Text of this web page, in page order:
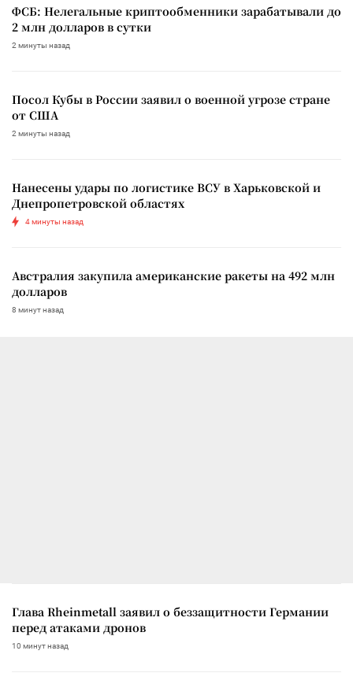
ФСБ: Нелегальные криптообменники зарабатывали до
2 млн долларов в сутки
2 минуты назад
Посол Кубы в России заявил о военной угрозе стране
от США
2 минуты назад
Нанесены удары по логистике ВСУ в Харьковской и
Днепропетровской областях
4 минуты назад
Австралия закупила американские ракеты на 492 млн
долларов
8 минут назад
Глава Rheinmetall заявил о беззащитности Германии
перед атаками дронов
10 минут назад